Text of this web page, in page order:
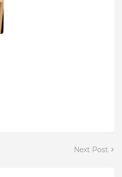
Next Post